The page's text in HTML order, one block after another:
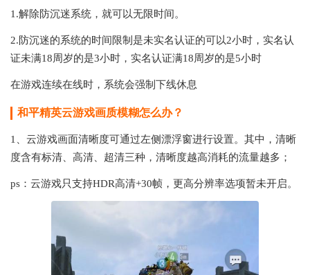
1.解除防沉迷系统，就可以无限时间。
2.防沉迷的系统的时间限制是未实名认证的可以2小时，实名认
证未满18周岁的是3小时，实名认证满18周岁的是5小时
在游戏连续在线时，系统会强制下线休息
和平精英云游戏画质模糊怎么办？
1、云游戏画面清晰度可通过左侧漂浮窗进行设置。其中，清晰
度含有标清、高清、超清三种，清晰度越高消耗的流量越多；
ps：云游戏只支持HDR高清+30帧，更高分辨率选项暂未开启。